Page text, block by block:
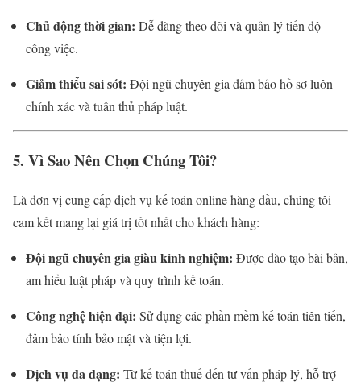
Chủ động thời gian: Dễ dàng theo dõi và quản lý tiến độ
công việc.
Giảm thiểu sai sót: Đội ngũ chuyên gia đảm bảo hồ sơ luôn
chính xác và tuân thủ pháp luật.
5. Vì Sao Nên Chọn Chúng Tôi?
Là đơn vị cung cấp dịch vụ kế toán online hàng đầu, chúng tôi
cam kết mang lại giá trị tốt nhất cho khách hàng:
Đội ngũ chuyên gia giàu kinh nghiệm: Được đào tạo bài bản,
am hiểu luật pháp và quy trình kế toán.
Công nghệ hiện đại: Sử dụng các phần mềm kế toán tiên tiến,
đảm bảo tính bảo mật và tiện lợi.
Dịch vụ đa dạng: Từ kế toán thuế đến tư vấn pháp lý, hỗ trợ